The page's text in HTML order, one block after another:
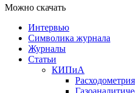
Можно скачать
Интервью
Символика журнала
Журналы
Статьи
КИПиА
Расходометрия